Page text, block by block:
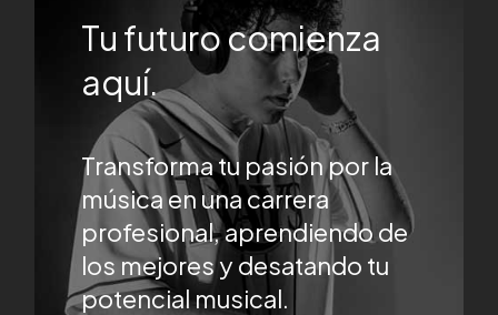
Tu futuro comienza
aquí.
Transforma tu pasión por la
música en una carrera
profesional, aprendiendo de
los mejores y desatando tu
potencial musical.